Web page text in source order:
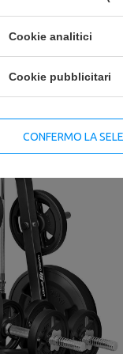
Cookie analitici
Cookie pubblicitari
CONFERMO LA